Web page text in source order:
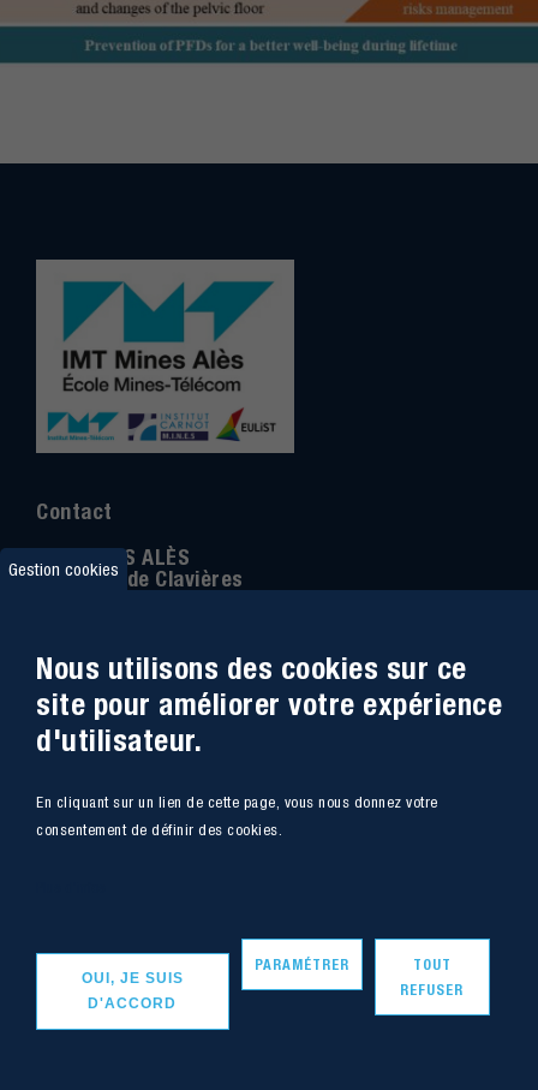
Contact
IMT MINES ALÈS
6 Avenue de Clavières
Téléphone
04 66 78 50 00
Coordonnée GPS:44.13312 - 4.08836
Plan du site Marchés Publics
Copyright - IMT Mines Alès 2020
Gestion cookies
Nous utilisons des cookies sur ce
site pour améliorer votre expérience
d'utilisateur.
En cliquant sur un lien de cette page, vous nous donnez votre
consentement de définir des cookies.
OUI, JE SUIS
D'ACCORD
PARAMÉTRER
TOUT
REFUSER